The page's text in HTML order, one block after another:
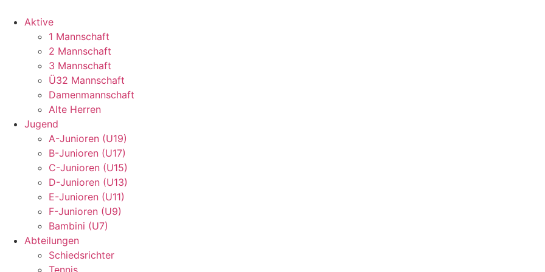
Aktive
1 Mannschaft
2 Mannschaft
3 Mannschaft
Ü32 Mannschaft
Damenmannschaft
Alte Herren
Jugend
A-Junioren (U19)
B-Junioren (U17)
C-Junioren (U15)
D-Junioren (U13)
E-Junioren (U11)
F-Junioren (U9)
Bambini (U7)
Abteilungen
Schiedsrichter
Tennis